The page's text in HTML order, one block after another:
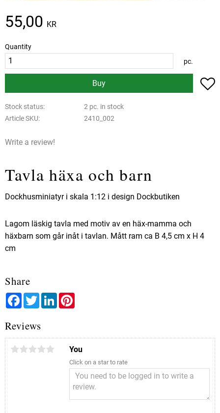
55,00 KR
Quantity
pc.
Buy
Stock status
2 pc. in stock
Article SKU
2410_002
Write a review!
Tavla häxa och barn
Dockhusminiatyr i skala 1:12 i design Dockbutiken
Lagom läskig tavla med motiv av en häx-mamma och
häxbarn som går inåt i tavlan. Mått ram ca B 4,5 cm x H 4
cm
Share
FacebookTwitterLinkedIn
Reviews
You
Click on a star to rate